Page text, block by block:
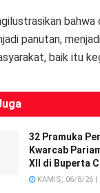
panutan,
baik itu
32 Pramuka
Kwarcab
XII di Buperta
KAMIS, 06/8/26 |